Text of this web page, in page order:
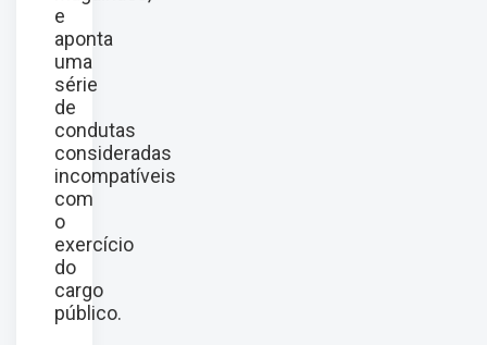
e
aponta
uma
série
de
condutas
consideradas
incompatíveis
com
o
exercício
do
cargo
público.